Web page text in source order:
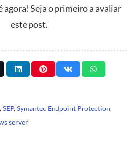
agora! Seja o primeiro a avaliar
este post.
,SEP,Symantec Endpoint Protection,
server